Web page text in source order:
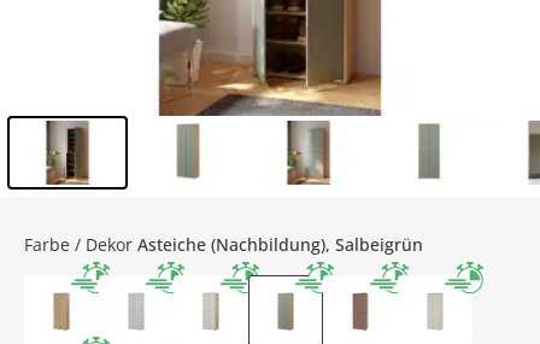
Farbe / Dekor Asteiche (Nachbildung), Salbeigrün